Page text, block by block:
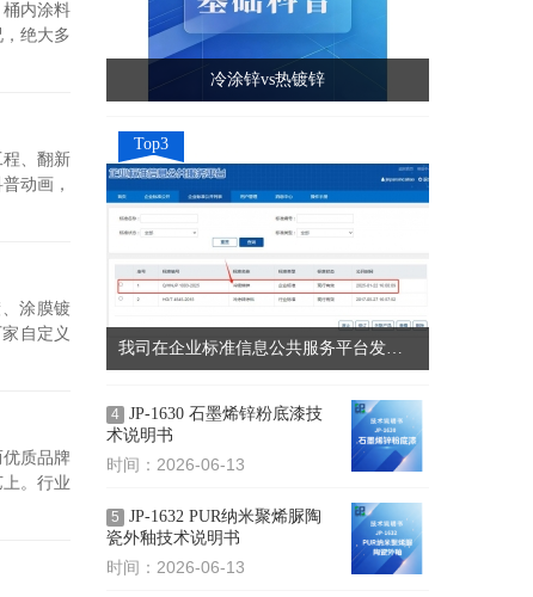
内涂料
绝大多
、翻新
动画，
涂膜镀
自定义
质品牌
。行业
冷涂锌vs热镀锌
Top3
我司在企业标准信息公共服务平台发布了《冷喷烯锌》企业标准！
4 JP‑1630 石墨烯锌粉底漆技
术说明书
时间：2026-06-13
5
JP-1632 PUR纳米聚烯脲陶
瓷外釉技术说明书
时间：2026-06-13